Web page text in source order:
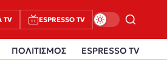
TV ESPRESSO TV
ΠΟΛΙΤΙΣΜΟΣ ESPRESSO TV